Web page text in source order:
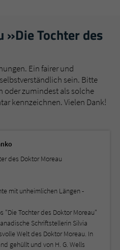
»Die Tochter des
Ein fairer und
sein. Bitte
oder zumindest als solche
kennzeichnen. Vielen Dank!
des Doktor Moreau
mit unheimlichen Längen -
"Die Tochter des Doktor Moreau"
Schriftstellerin Silvia
Welt des Doktor Moreau. In
gehüllt und von H. G. Wells